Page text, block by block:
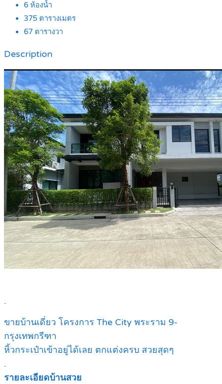
6 ห้องน้ำ
375 ตารางเมตร
67 ตารางวา
Description
.
ขายบ้านเดี่ยว โครงการ The City พระราม 9-
กรุงเทพกรีฑา
หิ้วกระเป๋าเข้าอยู่ได้เลย ตกแต่งครบ สวยสุดๆ
.
รายละเอียดบ้านสวย